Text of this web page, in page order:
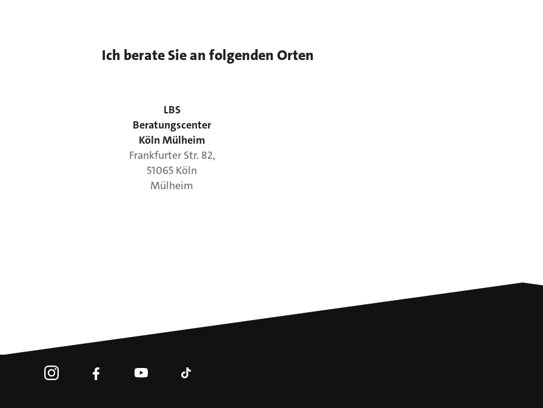
Ich berate Sie an folgenden Orten
LBS
Beratungscenter
Köln Mülheim
Frankfurter Str. 82,
51065 Köln
Mülheim